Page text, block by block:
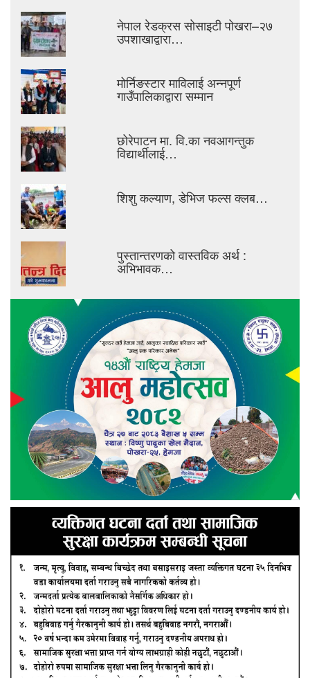
नेपाल रेडक्रस सोसाइटी पोखरा–२७
उपशाखाद्वारा…
मोर्निङस्टार माविलाई अन्नपूर्ण
गाउँपालिकाद्वारा सम्मान
छोरेपाटन मा. वि.का नवआगन्तुक
विद्यार्थीलाई…
शिशु कल्याण, डेभिज फल्स क्लब…
पुस्तान्तरणको वास्तविक अर्थ :
अभिभावक…